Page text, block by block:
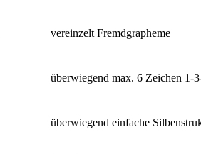
vereinzelt Fremdgrapheme
überwiegend max. 6 Zeichen 1-
überwiegend einfache